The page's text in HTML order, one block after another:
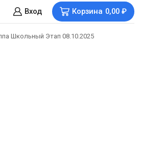
Вход Корзина 0,00 ₽
Школьный Этап 08.10.2025